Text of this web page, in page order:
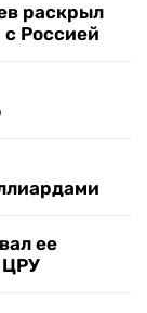
раскрыл
Россией
ее
ЦРУ